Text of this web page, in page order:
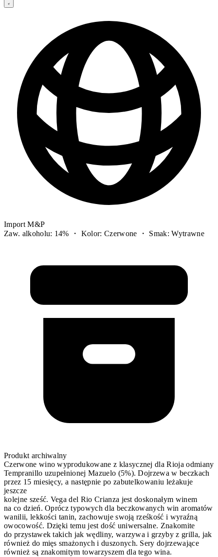
Import M&P
Zaw. alkoholu: 14% ・ Kolor: Czerwone ・ Smak: Wytrawne
Produkt archiwalny
Czerwone wino wyprodukowane z klasycznej dla Rioja odmiany
Tempranillo uzupełnionej Mazuelo (5%). Dojrzewa w beczkach
przez 15 miesięcy, a następnie po zabutelkowaniu leżakuje
jeszcze
kolejne sześć. Vega del Rio Crianza jest doskonałym winem
na co dzień. Oprócz typowych dla beczkowanych win aromatów
wanilii, lekkości tanin, zachowuje swoją rześkość i wyraźną
owocowość. Dzięki temu jest dość uniwersalne. Znakomite
do przystawek takich jak wędliny, warzywa i grzyby z grilla, jak
również do mięs smażonych i duszonych. Sery dojrzewające
również są znakomitym towarzyszem dla tego wina.